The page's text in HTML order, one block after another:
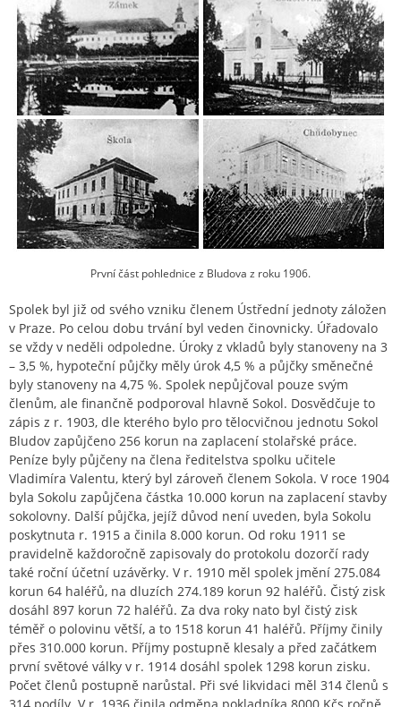
První část pohlednice z Bludova z roku 1906.
Spolek byl již od svého vzniku členem Ústřední jednoty záložen
v Praze. Po celou dobu trvání byl veden činovnicky. Úřadovalo
se vždy v neděli odpoledne. Úroky z vkladů byly stanoveny na 3
– 3,5 %, hypoteční půjčky měly úrok 4,5 % a půjčky směnečné
byly stanoveny na 4,75 %. Spolek nepůjčoval pouze svým
členům, ale finančně podporoval hlavně Sokol. Dosvědčuje to
zápis z r. 1903, dle kterého bylo pro tělocvičnou jednotu Sokol
Bludov zapůjčeno 256 korun na zaplacení stolařské práce.
Peníze byly půjčeny na člena ředitelstva spolku učitele
Vladimíra Valentu, který byl zároveň členem Sokola. V roce 1904
byla Sokolu zapůjčena částka 10.000 korun na zaplacení stavby
sokolovny. Další půjčka, jejíž důvod není uveden, byla Sokolu
poskytnuta r. 1915 a činila 8.000 korun. Od roku 1911 se
pravidelně každoročně zapisovaly do protokolu dozorčí rady
také roční účetní uzávěrky. V r. 1910 měl spolek jmění 275.084
korun 64 haléřů, na dluzích 274.189 korun 92 haléřů. Čistý zisk
dosáhl 897 korun 72 haléřů. Za dva roky nato byl čistý zisk
téměř o polovinu větší, a to 1518 korun 41 haléřů. Příjmy činily
přes 310.000 korun. Příjmy postupně klesaly a před začátkem
první světové války v r. 1914 dosáhl spolek 1298 korun zisku.
Počet členů postupně narůstal. Při své likvidaci měl 314 členů s